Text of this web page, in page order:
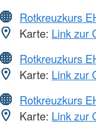
Rotkreuzkurs
Karte: Link zur
Rotkreuzkurs
Karte: Link zur
Rotkreuzkurs
Karte: Link zur